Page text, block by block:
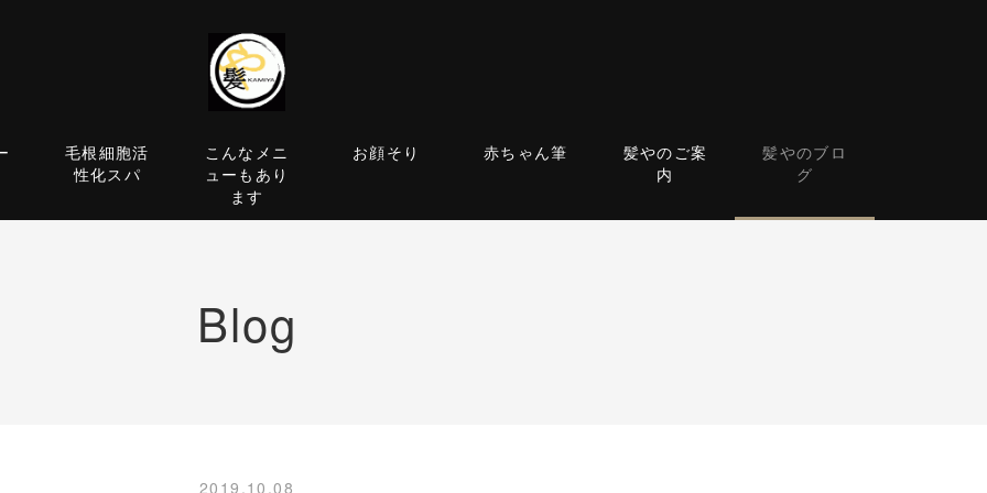
毛根細胞活
性化スパ
こんなメニ
ューもあり
ます
お顔そり 赤ちゃん筆
髪やのご案
内
髪やのブロ
グ
Blog
2019.10.08